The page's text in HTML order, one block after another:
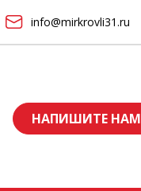
info@mirkrovli31.ru
НАПИШИТЕ НАМ